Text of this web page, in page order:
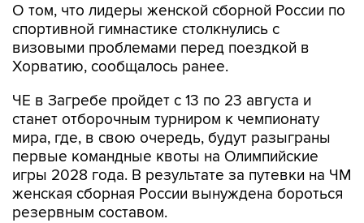
О том, что лидеры женской сборной России по
спортивной гимнастике столкнулись с
визовыми проблемами перед поездкой в
Хорватию, сообщалось ранее.
ЧЕ в Загребе пройдет с 13 по 23 августа и
станет отборочным турниром к чемпионату
мира, где, в свою очередь, будут разыграны
первые командные квоты на Олимпийские
игры 2028 года. В результате за путевки на ЧМ
женская сборная России вынуждена бороться
резервным составом.